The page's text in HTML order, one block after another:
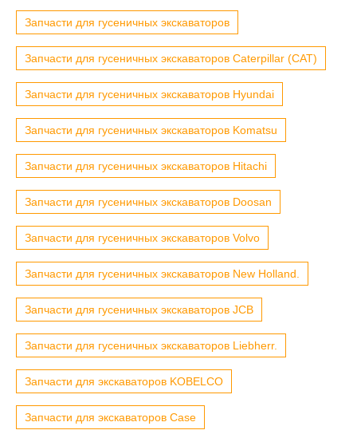
Запчасти для гусеничных экскаваторов
Запчасти для гусеничных экскаваторов Caterpillar (CAT)
Запчасти для гусеничных экскаваторов Hyundai
Запчасти для гусеничных экскаваторов Komatsu
Запчасти для гусеничных экскаваторов Hitachi
Запчасти для гусеничных экскаваторов Doosan
Запчасти для гусеничных экскаваторов Volvo
Запчасти для гусеничных экскаваторов New Holland.
Запчасти для гусеничных экскаваторов JCB
Запчасти для гусеничных экскаваторов Liebherr.
Запчасти для экскаваторов KOBELCO
Запчасти для экскаваторов Case